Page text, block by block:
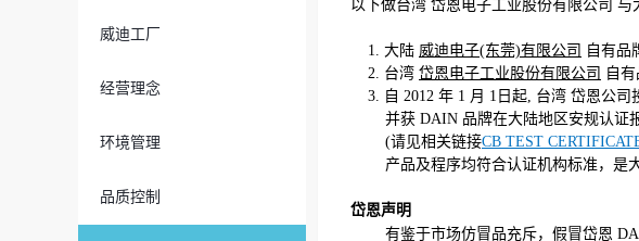
威迪工厂
经营理念
环境管理
品质控制
以下做台湾 岱恩电子工业股份有限公司
1. 大陆 威迪电子(东莞)有限公司
自有品
2. 台湾 岱恩电子工业股份有限公司
自
3. 自 2012 年 1 月 1日起, 台湾 岱恩公司
并获 DAIN 品牌在大陆地区安规认证报
(请见相关链接CB TEST
产品及程序均符合认证机构标准，是大
岱恩声明
有鉴于市场仿冒品充斥，假冒岱恩